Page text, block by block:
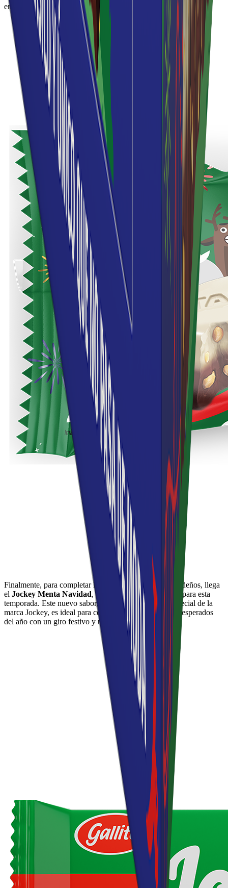
en una tarde de diciembre.
Finalmente, para completar la familia de productos navideños, llega
el Jockey Menta Navidad, el toque final y refrescante para esta
temporada. Este nuevo sabor, el primero de edición especial de la
marca Jockey, es ideal para celebrar los momentos más esperados
del año con un giro festivo y único.